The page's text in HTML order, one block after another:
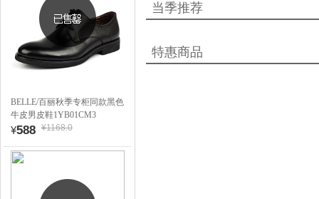
BELLE/百丽秋季专柜同款黑色
牛皮男皮鞋1YB01CM3
¥588 ¥1168.0
当季推荐
特惠商品